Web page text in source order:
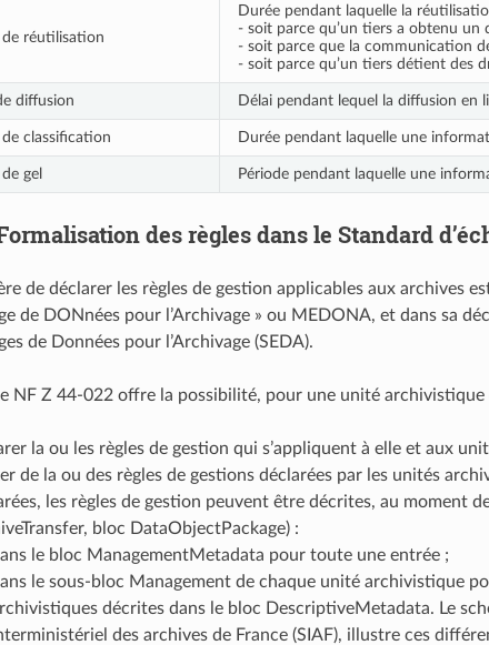
de réutilisation
Durée pendant laquelle la
- soit parce qu’un tiers a obtenu un
- soit parce que la communication
- soit parce qu’un tiers détient des
diffusion Délai pendant lequel la diffusion en
classification Durée pendant laquelle une
gel Période pendant laquelle une
des règles dans le Standard
de déclarer les règles de gestion applicables aux archives
de DONnées pour l’Archivage » ou MEDONA, et dans sa
de Données pour l’Archivage (SEDA).
NF Z 44‑022 offre la possibilité, pour une unité archivistique
la ou les règles de gestion qui s’appliquent à elle et aux
de la ou des règles de gestions déclarées par les unités
les règles de gestion peuvent être décrites, au moment
bloc DataObjectPackage) :
le bloc ManagementMetadata pour toute une entrée ;
le sous-bloc Management de chaque unité archivistique
décrites dans le bloc DescriptiveMetadata. Le
des archives de France (SIAF), illustre ces